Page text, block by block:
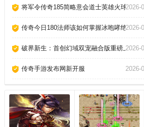
家可以通过打怪、完成任务等
将军令传奇185简略意会道士英雄火球术。
2026-
传奇今日180法师该如何掌握冰咆哮绝技？
2026-
破界新生：首创幻域双宠融合版重磅上线
2026-
传奇手游发布网新开服 2026-